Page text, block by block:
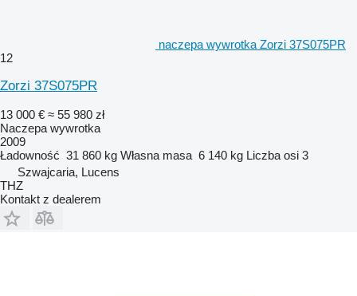
naczepa wywrotka Zorzi 37S075PR
12
Zorzi 37S075PR
13 000 € ≈ 55 980 zł
Naczepa wywrotka
2009
Ładowność 31 860 kg Własna masa 6 140 kg Liczba osi 3
Szwajcaria, Lucens
THZ
Kontakt z dealerem